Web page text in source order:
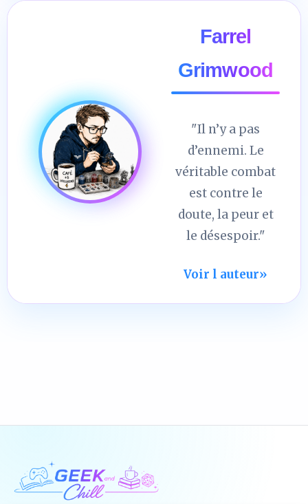
Farrel
Grimwood
"Il n’y a pas
d’ennemi. Le
véritable combat
est contre le
doute, la peur et
le désespoir."
Voir l auteur»